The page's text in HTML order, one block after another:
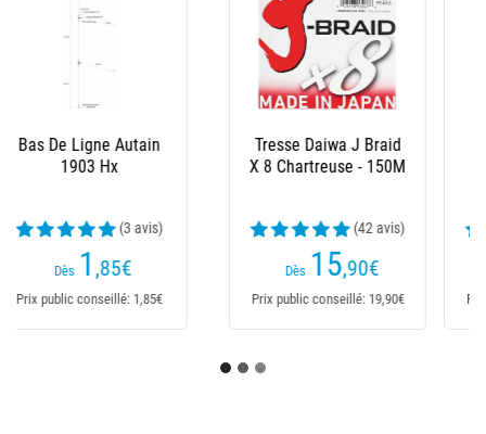
Tresse Daiwa J Braid
X 8 Vert- 300M
(59 avis)
Dès 28
Prix public conseillé: 39,95€
Tresse Daiwa J Braid
X 8 Multicolore -
(45 avis)
Dès 30,90
Prix public conseillé: 39,95€